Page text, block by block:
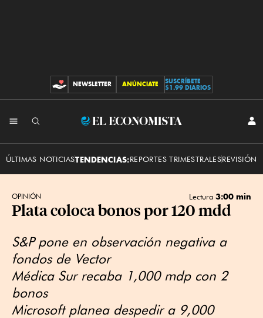
CONTRIBUCIONES
NEWSLETTER ANÚNCIATE
SUSCRÍBETE
$1.99 DIARIOS
El
ÚLTIMAS NOTICIASTENDENCIAS:REPORTES TRIMESTRALESREVISIÓN
OPINIÓN Lectura 3:00 min
Plata coloca bonos por 120 mdd
S&P pone en observación negativa a
fondos de Vector
Médica Sur recaba 1,000 mdp con 2
bonos
Microsoft planea despedir a 9,000